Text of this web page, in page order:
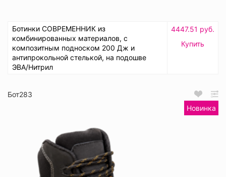
Ботинки СОВРЕМЕННИК из
комбинированных материалов, с
композитным подноском 200 Дж и
антипрокольной стелькой, на подошве
ЭВА/Нитрил
4447.51 руб.
Купить
Бот283
Новинка